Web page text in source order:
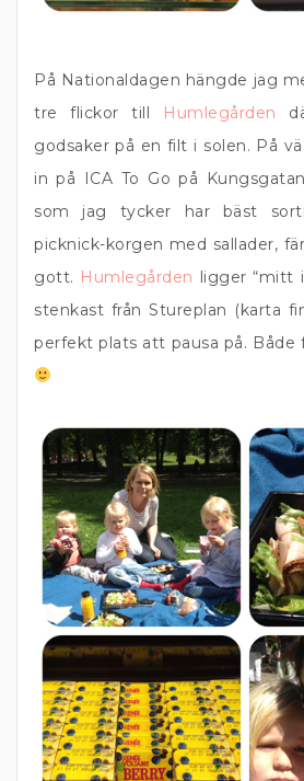
På Nationaldagen hängde jag
tre flickor till
Humlegården
godsaker på en filt i solen. På
in på ICA To Go på
som jag tycker har bäst
picknick-korgen med sallader,
gott. Humlegården ligger “mitt
stenkast från Stureplan (karta
perfekt plats att pausa på. Både